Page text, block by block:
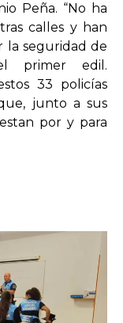
Peña. “No ha
calles y han
la seguridad de
primer edil.
33 policías
junto a sus
por y para